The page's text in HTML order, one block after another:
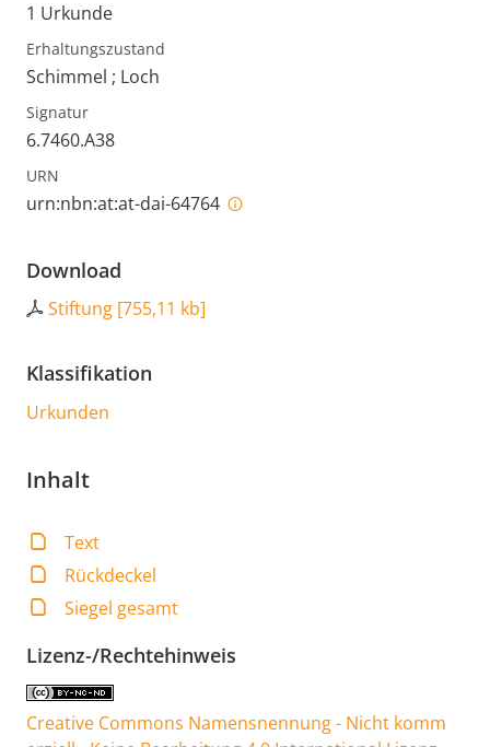
1 Urkunde
Erhaltungszustand
Schimmel ; Loch
Signatur
6.7460.A38
URN
urn:nbn:at:at-dai-64764
Download
Stiftung [755,11 kb]
Klassifikation
Urkunden
Inhalt
Text
Rückdeckel
Siegel gesamt
Lizenz-/Rechtehinweis
Creative Commons Namensnennung - Nicht komm